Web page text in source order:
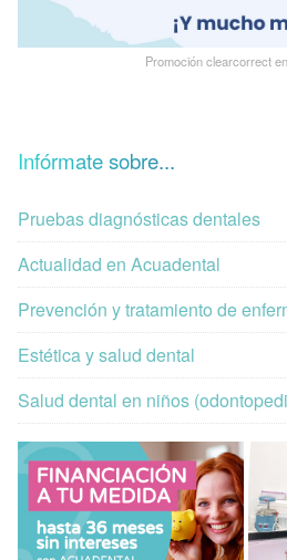
Promoción clearcorrect
Infórmate sobre...
Pruebas diagnósticas dentales
Actualidad en Acuadental
Prevención y tratamiento de
Estética y salud dental
Salud dental en niños